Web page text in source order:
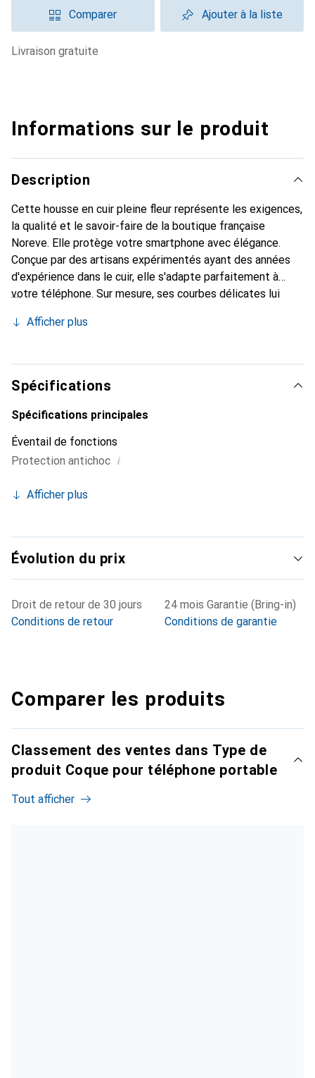
Comparer Ajouter à la liste
livraison gratuite
Informations sur le produit
Description
Cette housse en cuir pleine fleur représente les exigences,
la qualité et le savoir-faire de la boutique française
Noreve. Elle protège votre smartphone avec élégance.
Conçue par des artisans expérimentés ayant des années
d'expérience dans le cuir, elle s'adapte parfaitement à
votre téléphone. Sur mesure, ses courbes délicates lui
l'accessoire chic et indispensable pour votre smartphone.
ses produits de haute qualité et constitue un choix fiable
pour une clientèle exigeante.
Afficher plus
Spécifications
Spécifications principales
Éventail de fonctions
Protection antichoc i
Afficher plus
Évolution du prix
Droit de retour de 30 jours
Conditions de retour
24 mois Garantie (Bring-in)
Conditions de garantie
Comparer les produits
Classement des ventes dans Type de
produit Coque pour téléphone portable
Tout afficher